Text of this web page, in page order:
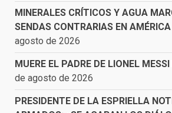
MINERALES CRÍTICOS Y AGUA
SENDAS CONTRARIAS EN
agosto de 2026
MUERE EL PADRE DE LIONEL
de agosto de 2026
PRESIDENTE DE LA ESPRIELLA